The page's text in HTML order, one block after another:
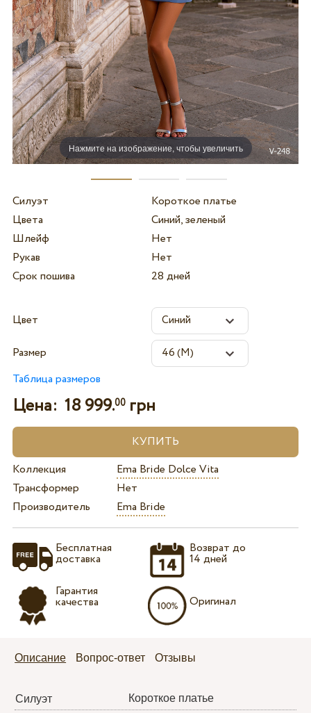
Нажмите на изображение, чтобы увеличить
Силуэт
Короткое платье
Цвета
Синий, зеленый
Шлейф
Нет
Рукав
Нет
Срок пошива
28 дней
Цвет
Размер
Таблица размеров
Цена: 18 999.00грн
Коллекция
Ema Bride Dolce Vita
Трансформер
Нет
Производитель
Ema Bride
Бесплатная
доставка
Гарантия
качества
Возврат до
14 дней
Оригинал
Описание Вопрос-ответ Отзывы
Силуэт
Короткое платье